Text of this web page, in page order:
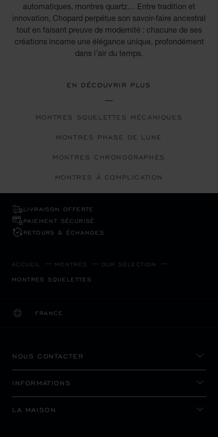
automatiques, montres quartz… Entre tradition et
innovation, Chopard perpétue son savoir-faire ancestral
tout en faisant preuve de modernité : chacune de ses
créations incarne une élégance unique, profondément
dans l’air du temps.
EN DÉCOUVRIR PLUS
MONTRES SQUELETTES MÉCANIQUES
MONTRES PHASE DE LUNE
MONTRES CHRONOGRAPHES
MONTRES À COMPLICATION
LIVRAISON OFFERTE
PAIEMENT SÉCURISÉ
RETOURS & ÉCHANGES
ACCUEIL MONTRES OUR SELECTION
MONTRES SQUELETTES
FRANCE
LOCALISATION (CHANGER DE PAYS)
CHANGER DE PAYS
NOUS CONTACTER
INFORMATIONS
LA MAISON